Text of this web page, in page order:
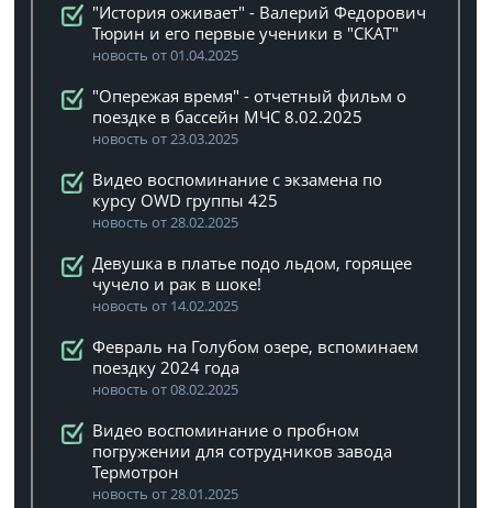
"История оживает" - Валерий Федорович
Тюрин и его первые ученики в "СКАТ"
новость от 01.04.2025
"Опережая время" - отчетный фильм о
поездке в бассейн МЧС 8.02.2025
новость от 23.03.2025
Видео воспоминание с экзамена по
курсу OWD группы 425
новость от 28.02.2025
Девушка в платье подо льдом, горящее
чучело и рак в шоке!
новость от 14.02.2025
Февраль на Голубом озере, вспоминаем
поездку 2024 года
новость от 08.02.2025
Видео воспоминание о пробном
погружении для сотрудников завода
Термотрон
новость от 28.01.2025